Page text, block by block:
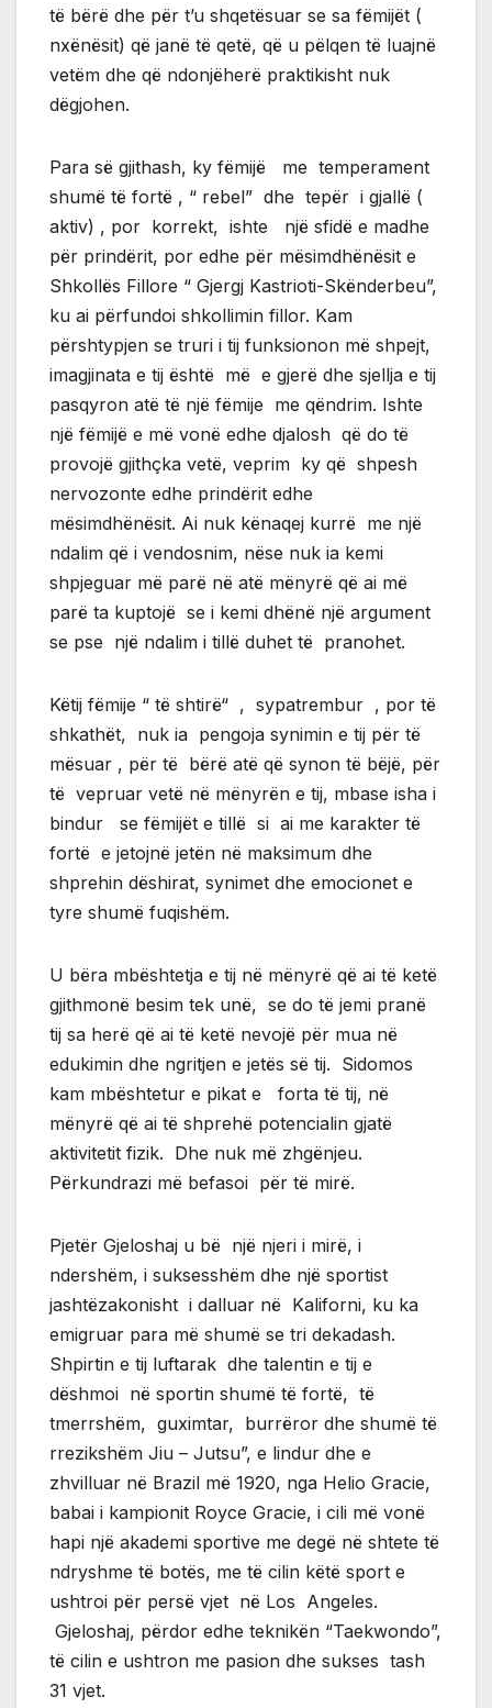
të bërë dhe për t’u shqetësuar se sa fëmijët (
nxënësit) që janë të qetë, që u pëlqen të luajnë
vetëm dhe që ndonjëherë praktikisht nuk
dëgjohen.
Para së gjithash, ky fëmijë me temperament
shumë të fortë , “ rebel” dhe tepër i gjallë (
aktiv) , por korrekt, ishte një sfidë e madhe
për prindërit, por edhe për mësimdhënësit e
Shkollës Fillore “ Gjergj Kastrioti-Skënderbeu”,
ku ai përfundoi shkollimin fillor. Kam
përshtypjen se truri i tij funksionon më shpejt,
imagjinata e tij është më e gjerë dhe sjellja e tij
pasqyron atë të një fëmije me qëndrim. Ishte
një fëmijë e më vonë edhe djalosh që do të
provojë gjithçka vetë, veprim ky që shpesh
nervozonte edhe prindërit edhe
mësimdhënësit. Ai nuk kënaqej kurrë me një
ndalim që i vendosnim, nëse nuk ia kemi
shpjeguar më parë në atë mënyrë që ai më
parë ta kuptojë se i kemi dhënë një argument
se pse një ndalim i tillë duhet të pranohet.
Këtij fëmije “ të shtirë“ , sypatrembur , por të
shkathët, nuk ia pengoja synimin e tij për të
mësuar , për të bërë atë që synon të bëjë, për
të vepruar vetë në mënyrën e tij, mbase isha i
bindur se fëmijët e tillë si ai me karakter të
fortë e jetojnë jetën në maksimum dhe
shprehin dëshirat, synimet dhe emocionet e
tyre shumë fuqishëm.
U bëra mbështetja e tij në mënyrë që ai të ketë
gjithmonë besim tek unë, se do të jemi pranë
tij sa herë që ai të ketë nevojë për mua në
edukimin dhe ngritjen e jetës së tij. Sidomos
kam mbështetur e pikat e forta të tij, në
mënyrë që ai të shprehë potencialin gjatë
aktivitetit fizik. Dhe nuk më zhgënjeu.
Përkundrazi më befasoi për të mirë.
Pjetër Gjeloshaj u bë një njeri i mirë, i
ndershëm, i suksesshëm dhe një sportist
jashtëzakonisht i dalluar në Kaliforni, ku ka
emigruar para më shumë se tri dekadash.
Shpirtin e tij luftarak dhe talentin e tij e
dëshmoi në sportin shumë të fortë, të
tmerrshëm, guximtar, burrëror dhe shumë të
rrezikshëm Jiu – Jutsu”, e lindur dhe e
zhvilluar në Brazil më 1920, nga Helio Gracie,
babai i kampionit Royce Gracie, i cili më vonë
hapi një akademi sportive me degë në shtete të
ndryshme të botës, me të cilin këtë sport e
ushtroi për persë vjet në Los Angeles.
Gjeloshaj, përdor edhe teknikën “Taekwondo”,
të cilin e ushtron me pasion dhe sukses tash
31 vjet.